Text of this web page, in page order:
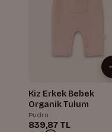
Kiz Erkek Bebek
Organik Tulum
Pudra
839,87 TL